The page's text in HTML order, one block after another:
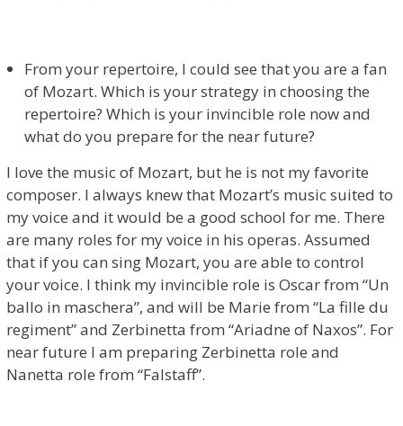
From your repertoire, I could see that you are a fan
of Mozart. Which is your strategy in choosing the
repertoire? Which is your invincible role now and
what do you prepare for the near future?
I love the music of Mozart, but he is not my favorite
composer. I always knew that Mozart’s music suited to
my voice and it would be a good school for me. There
are many roles for my voice in his operas. Assumed
that if you can sing Mozart, you are able to control
your voice. I think my invincible role is Oscar from “Un
ballo in maschera”, and will be Marie from “La fille du
regiment” and Zerbinetta from “Ariadne of Naxos”. For
near future I am preparing Zerbinetta role and
Nanetta role from “Falstaff”.